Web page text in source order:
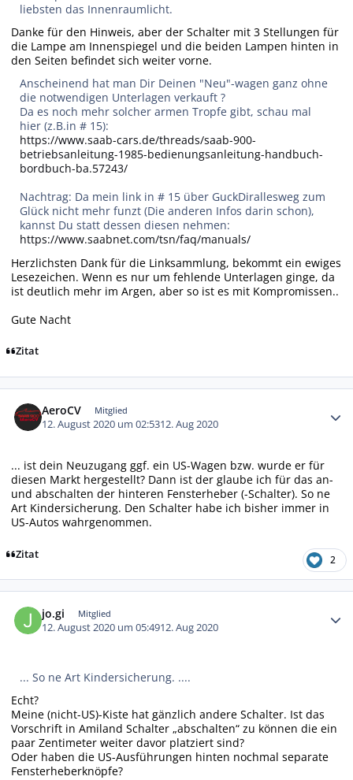
liebsten das Innenraumlicht.
Danke für den Hinweis, aber der Schalter mit 3 Stellungen für
die Lampe am Innenspiegel und die beiden Lampen hinten in
den Seiten befindet sich weiter vorne.
Anscheinend hat man Dir Deinen "Neu"-wagen ganz ohne
die notwendigen Unterlagen verkauft ?
Da es noch mehr solcher armen Tropfe gibt, schau mal
hier (z.B.in # 15):
https://www.saab-cars.de/threads/saab-900-
betriebsanleitung-1985-bedienungsanleitung-handbuch-
bordbuch-ba.57243/
Nachtrag: Da mein link in # 15 über GuckDirallesweg zum
Glück nicht mehr funzt (Die anderen Infos darin schon),
kannst Du statt dessen diesen nehmen:
https://www.saabnet.com/tsn/faq/manuals/
Herzlichsten Dank für die Linksammlung, bekommt ein ewiges
Lesezeichen. Wenn es nur um fehlende Unterlagen ginge, da
ist deutlich mehr im Argen, aber so ist es mit Kompromissen..
Gute Nacht
Zitat
AeroCV Mitglied
12. August 2020 um 02:5312. Aug 2020
... ist dein Neuzugang ggf. ein US-Wagen bzw. wurde er für
diesen Markt hergestellt? Dann ist der glaube ich für das an-
und abschalten der hinteren Fensterheber (-Schalter). So ne
Art Kindersicherung. Den Schalter habe ich bisher immer in
US-Autos wahrgenommen.
Zitat 2
jo.gi Mitglied
12. August 2020 um 05:4912. Aug 2020
... So ne Art Kindersicherung. ....
Echt?
Meine (nicht-US)-Kiste hat gänzlich andere Schalter. Ist das
Vorschrift in Amiland Schalter „abschalten“ zu können die ein
paar Zentimeter weiter davor platziert sind?
Oder haben die US-Ausführungen hinten nochmal separate
Fensterheberknöpfe?